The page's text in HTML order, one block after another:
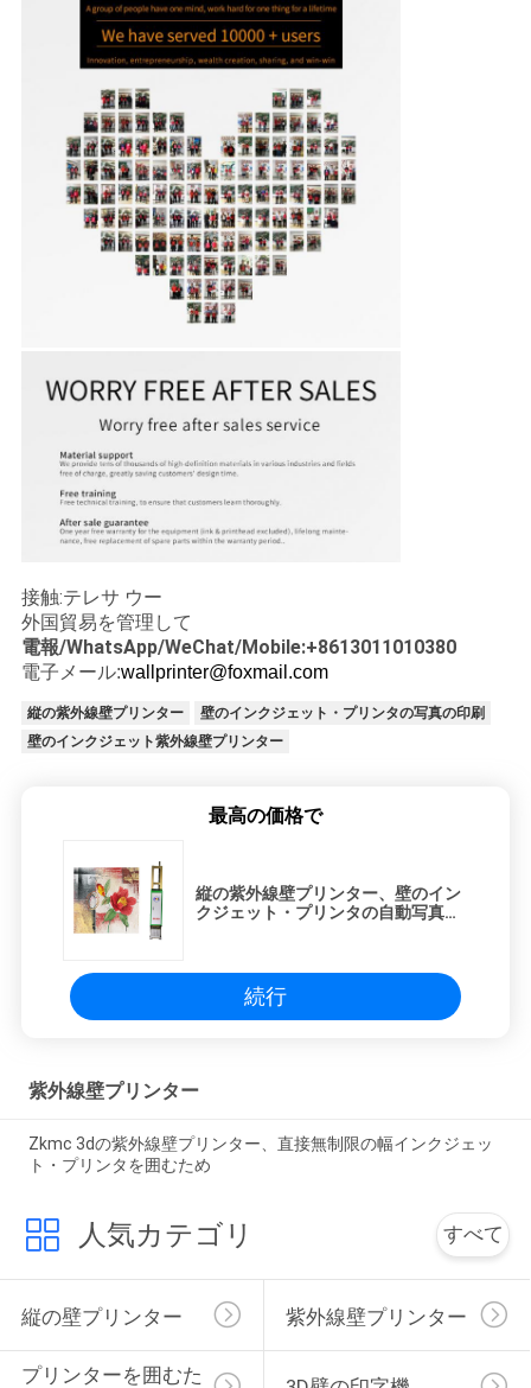
接触:テレサ ウー
外国貿易を管理して
電報/WhatsApp/WeChat/Mobile:+8613011010380
電子メール:wallprinter@foxmail.com
縦の紫外線壁プリンター
壁のインクジェット・プリンタの写真の印刷
壁のインクジェット紫外線壁プリンター
最高の価格で
縦の紫外線壁プリンター、壁のイン
クジェット・プリンタの自動写真の
続行
紫外線壁プリンター
Zkmc 3dの紫外線壁プリンター、直接無制限の幅インクジェッ
ト・プリンタを囲むため
人気カテゴリ すべて
縦の壁プリンター 紫外線壁プリンター
プリンターを囲むた